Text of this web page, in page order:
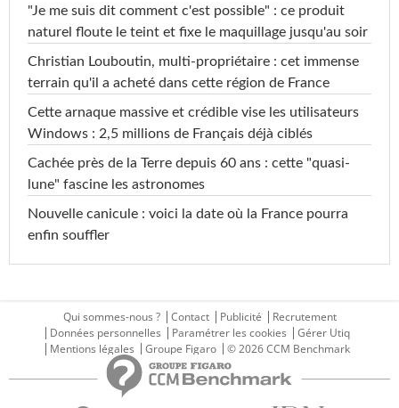
"Je me suis dit comment c'est possible" : ce produit
naturel floute le teint et fixe le maquillage jusqu'au soir
Christian Louboutin, multi-propriétaire : cet immense
terrain qu'il a acheté dans cette région de France
Cette arnaque massive et crédible vise les utilisateurs
Windows : 2,5 millions de Français déjà ciblés
Cachée près de la Terre depuis 60 ans : cette "quasi-
lune" fascine les astronomes
Nouvelle canicule : voici la date où la France pourra
enfin souffler
Qui sommes-nous ? Contact Publicité
Recrutement
Données personnelles
Paramétrer les cookies
Gérer Utiq
Mentions légales
Groupe Figaro © 2026 CCM Benchmark